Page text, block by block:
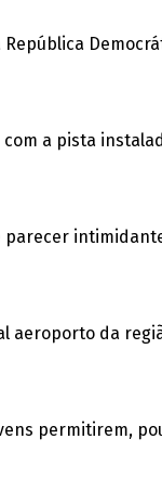
a pista
da
permitirem,